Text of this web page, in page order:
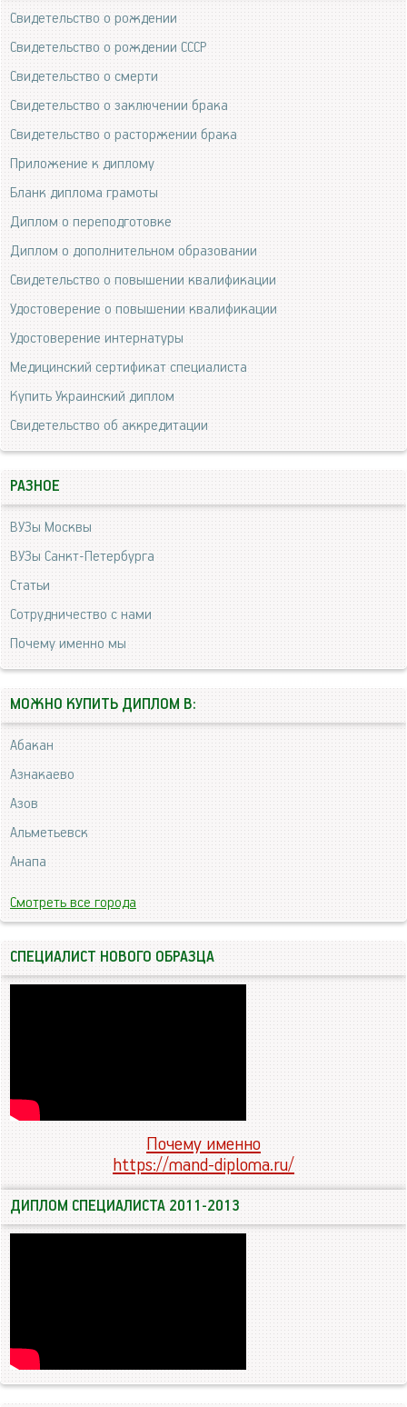
Свидетельство о рождении
Свидетельство о рождении СССР
Свидетельство о смерти
Свидетельство о заключении брака
Свидетельство о расторжении брака
Приложение к диплому
Бланк диплома грамоты
Диплом о переподготовке
Диплом о дополнительном образовании
Свидетельство о повышении квалификации
Удостоверение о повышении квалификации
Удостоверение интернатуры
Медицинский сертификат специалиста
Купить Украинский диплом
Свидетельство об аккредитации
РАЗНОЕ
ВУЗы Москвы
ВУЗы Санкт-Петербурга
Статьи
Сотрудничество с нами
Почему именно мы
МОЖНО КУПИТЬ ДИПЛОМ В:
Абакан
Азнакаево
Азов
Альметьевск
Анапа
Смотреть все города
СПЕЦИАЛИСТ НОВОГО ОБРАЗЦА
Почему именно
https://mand-diploma.ru/
ДИПЛОМ СПЕЦИАЛИСТА 2011-2013